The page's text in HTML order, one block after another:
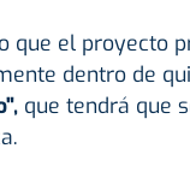
que el proyecto
dentro de
que tendrá que